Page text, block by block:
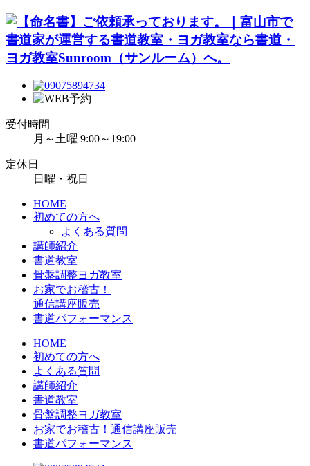
受付時間
月～土曜 9:00～19:00
定休日
日曜・祝日
HOME
初めての方へ
よくある質問
講師紹介
書道教室
骨盤調整ヨガ教室
お家でお稽古！
通信講座販売
書道パフォーマンス
HOME
初めての方へ
よくある質問
講師紹介
書道教室
骨盤調整ヨガ教室
お家でお稽古！通信講座販売
書道パフォーマンス